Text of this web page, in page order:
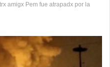
amigx Pem fue atrapadx por la